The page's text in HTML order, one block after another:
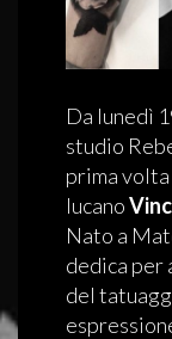
Da lunedì
studio
prima
lucano
Nato a
dedica per
del